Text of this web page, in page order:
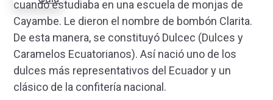
cuando estudiaba en una escuela de monjas de
Cayambe. Le dieron el nombre de bombón Clarita.
De esta manera, se constituyó Dulcec (Dulces y
Caramelos Ecuatorianos). Así nació uno de los
dulces más representativos del Ecuador y un
clásico de la confitería nacional.